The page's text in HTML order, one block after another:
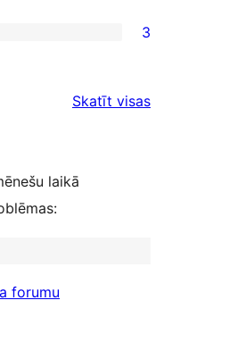
3
Skatīt visasatsauksmes
laikā
forumu